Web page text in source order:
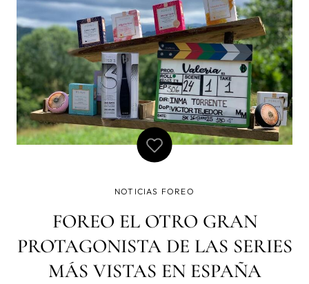
NOTICIAS FOREO
FOREO EL OTRO GRAN
PROTAGONISTA DE LAS SERIES
MÁS VISTAS EN ESPAÑA